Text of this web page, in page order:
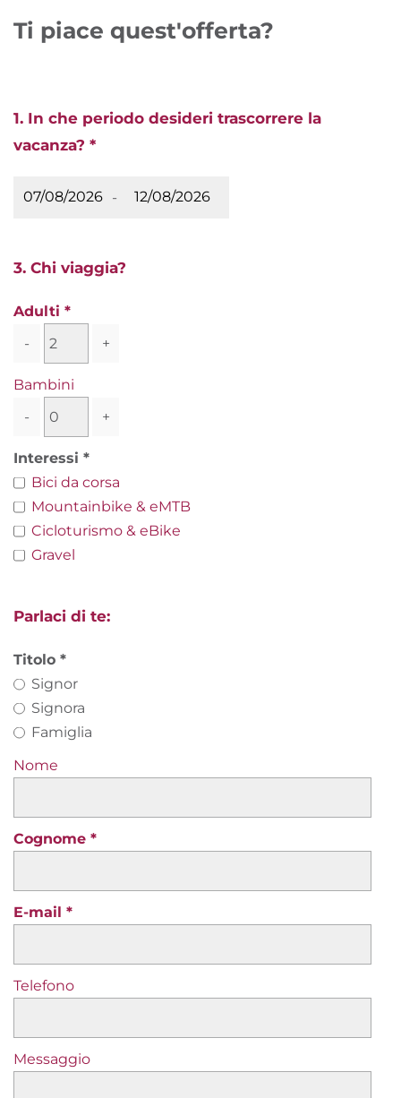
Ti piace quest'offerta?
1. In che periodo desideri trascorrere la
vacanza? *
-
3. Chi viaggia?
Adulti
-
+
Bambini
-
+
Interessi
Bici da corsa
Mountainbike & eMTB
Cicloturismo & eBike
Gravel
Parlaci di te:
Titolo
Signor
Signora
Famiglia
Nome
Cognome
E-mail
Telefono
Messaggio